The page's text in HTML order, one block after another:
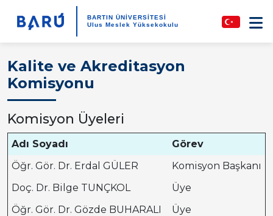
BARTIN ÜNİVERSİTESİ
Ulus Meslek Yüksekokulu
Kalite ve Akreditasyon
Komisyonu
Komisyon Üyeleri
Adı Soyadı
Görev
Öğr. Gör. Dr. Erdal GÜLER
Komisyon Başkanı
Doç. Dr. Bilge TUNÇKOL
Üye
Öğr. Gör. Dr. Gözde BUHARALI
Üye